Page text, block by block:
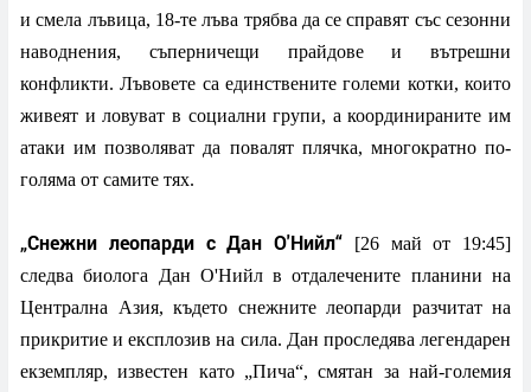
и смела лъвица, 18-те лъва трябва да се справят със сезонни
наводнения, съперничещи прайдове и вътрешни
конфликти. Лъвовете са единствените големи котки, които
живеят и ловуват в социални групи, а координираните им
атаки им позволяват да повалят плячка, многократно по-
голяма от самите тях.
„Снежни леопарди с Дан О'Нийл“ [26 май от 19:45]
следва биолога Дан О'Нийл в отдалечените планини на
Централна Азия, където снежните леопарди разчитат на
прикритие и експлозив на сила. Дан проследява легендарен
екземпляр, известен като „Пича“, смятан за най-големия